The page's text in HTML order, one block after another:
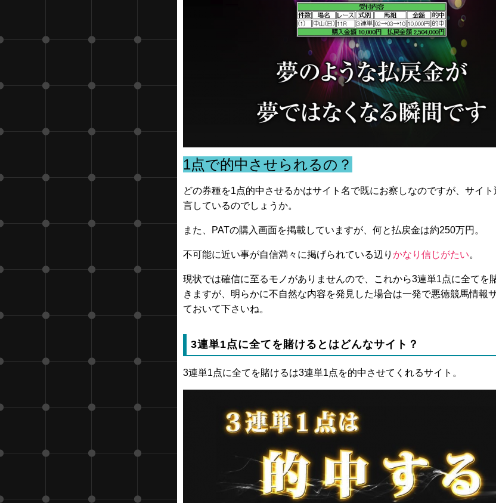
1点で的中させられるの？
どの券種を1点的中させるかはサイト名で既にお察しなのですが、サイ
言しているのでしょうか。
また、PATの購入画面を掲載していますが、何と払戻金は約250万円。
不可能に近い事が自信満々に掲げられている辺り かなり信じがたい。
現状では確信に至るモノがありませんので、これから3連単1点に全てを
きますが、明らかに不自然な内容を発見した場合は一発で悪徳競馬情報
ておいて下さいね。
3連単1点に全てを賭けるとはどんなサイト？
3連単1点に全てを賭けるは3連単1点を的中させてくれるサイト。